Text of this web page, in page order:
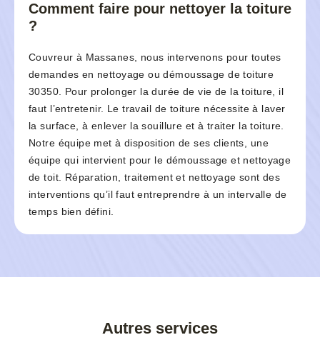
Comment faire pour nettoyer la toiture
?
Couvreur à Massanes, nous intervenons pour toutes
demandes en nettoyage ou démoussage de toiture
30350. Pour prolonger la durée de vie de la toiture, il
faut l’entretenir. Le travail de toiture nécessite à laver
la surface, à enlever la souillure et à traiter la toiture.
Notre équipe met à disposition de ses clients, une
équipe qui intervient pour le démoussage et nettoyage
de toit. Réparation, traitement et nettoyage sont des
interventions qu’il faut entreprendre à un intervalle de
temps bien défini.
Autres services